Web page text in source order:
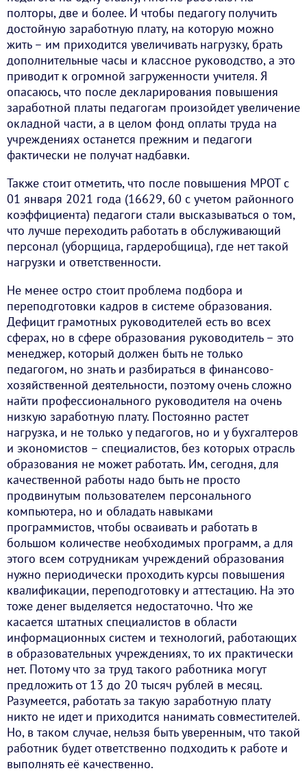
полторы, две и более. И чтобы педагогу получить
достойную заработную плату, на которую можно
жить – им приходится увеличивать нагрузку, брать
дополнительные часы и классное руководство, а это
приводит к огромной загруженности учителя. Я
опасаюсь, что после декларирования повышения
заработной платы педагогам произойдет увеличение
окладной части, а в целом фонд оплаты труда на
учреждениях останется прежним и педагоги
фактически не получат надбавки.
Также стоит отметить, что после повышения МРОТ с
01 января 2021 года (16629, 60 с учетом районного
коэффициента) педагоги стали высказываться о том,
что лучше переходить работать в обслуживающий
персонал (уборщица, гардеробщица), где нет такой
нагрузки и ответственности.
Не менее остро стоит проблема подбора и
переподготовки кадров в системе образования.
Дефицит грамотных руководителей есть во всех
сферах, но в сфере образования руководитель – это
менеджер, который должен быть не только
педагогом, но знать и разбираться в финансово-
хозяйственной деятельности, поэтому очень сложно
найти профессионального руководителя на очень
низкую заработную плату. Постоянно растет
нагрузка, и не только у педагогов, но и у бухгалтеров
и экономистов – специалистов, без которых отрасль
образования не может работать. Им, сегодня, для
качественной работы надо быть не просто
продвинутым пользователем персонального
компьютера, но и обладать навыками
программистов, чтобы осваивать и работать в
большом количестве необходимых программ, а для
этого всем сотрудникам учреждений образования
нужно периодически проходить курсы повышения
квалификации, переподготовку и аттестацию. На это
тоже денег выделяется недостаточно. Что же
касается штатных специалистов в области
информационных систем и технологий, работающих
в образовательных учреждениях, то их практически
нет. Потому что за труд такого работника могут
предложить от 13 до 20 тысяч рублей в месяц.
Разумеется, работать за такую заработную плату
никто не идет и приходится нанимать совместителей.
Но, в таком случае, нельзя быть уверенным, что такой
работник будет ответственно подходить к работе и
выполнять её качественно.